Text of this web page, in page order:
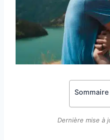
Sommaire
Dernière mise à